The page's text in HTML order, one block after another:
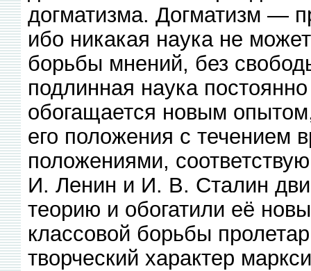
догматизма. Догматизм —
ибо никакая наука не
борьбы мнений, без
подлинная наука
обогащается новым
его положения с течением
положениями,
И. Ленин и И. В. Сталин
теорию и обогатили её
классовой борьбы
творческий характер